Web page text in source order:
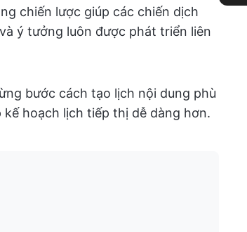
chiến lược giúp các chiến dịch
ý tưởng luôn được phát triển liên
bước cách tạo lịch nội dung phù
hoạch lịch tiếp thị dễ dàng hơn.